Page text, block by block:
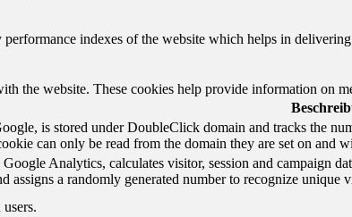
indexes of the website which helps in
the website. These cookies help provide information on
is stored under DoubleClick domain and tracks the
can only be read from the domain they are set on and
Analytics, calculates visitor, session and campaign
assigns a randomly generated number to recognize unique